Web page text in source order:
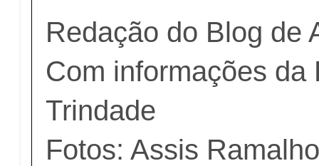
Redação do Blog de
Com informações da
Trindade
Fotos: Assis